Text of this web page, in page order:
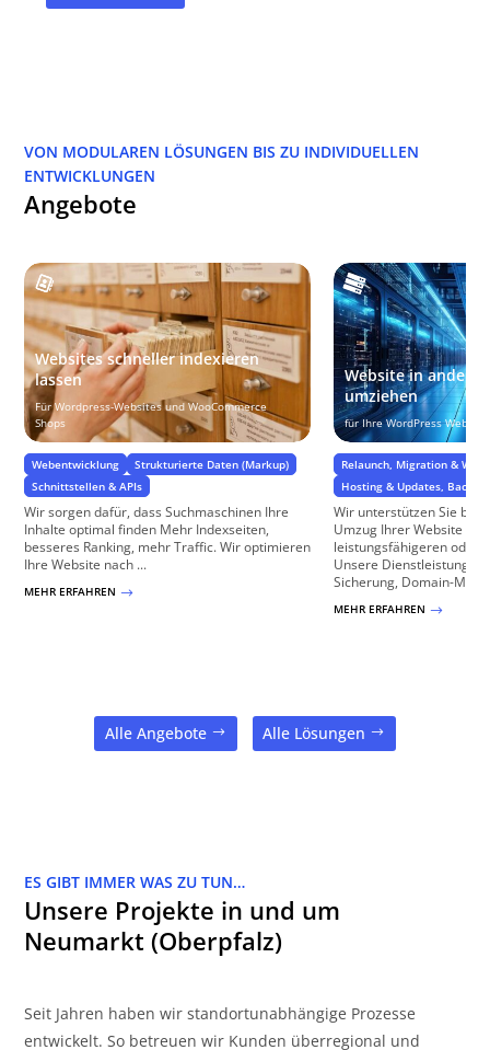
VON MODULAREN LÖSUNGEN BIS ZU INDIVIDUELLEN
ENTWICKLUNGEN
Angebote
Websites schneller indexieren
lassen
Für Wordpress-Websites und WooCommerce
Shops
Webentwicklung
Strukturierte Daten (Markup)
Schnittstellen & APIs
Wir sorgen dafür, dass Suchmaschinen Ihre
Inhalte optimal finden Mehr Indexseiten,
besseres Ranking, mehr Traffic. Wir optimieren
Ihre Website nach ...
MEHR ERFAHREN $
Website in
umziehen
für Ihre WordPress Website
Relaunch, Migration &
Hosting & Updates,
Wir unterstützen Sie
Umzug Ihrer Website zu
leistungsfähigeren oder
Unsere
Sicherung, Domain-
MEHR ERFAHREN $
Alle Angebote Alle Lösungen
ES GIBT IMMER WAS ZU TUN…
Unsere Projekte in und um
Neumarkt (Oberpfalz)
Seit Jahren haben wir standortunabhängige Prozesse
entwickelt. So betreuen wir Kunden überregional und